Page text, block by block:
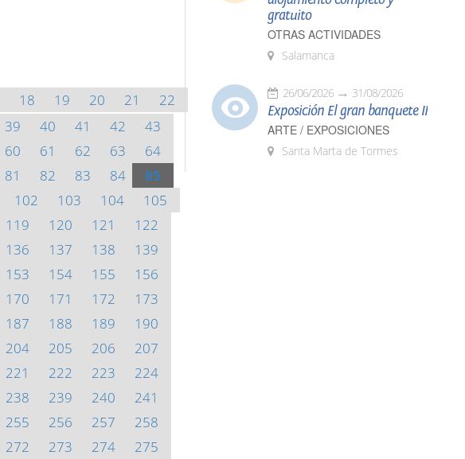
18 19 20 21
22
39 40 41 42
43
60 61 62 63
64
81 82 83 84
85
102 103 104
105
119 120 121
122
136 137 138
139
153 154 155
156
170 171 172
173
187 188 189
190
204 205 206
207
221 222 223
224
238 239 240
241
255 256 257
258
272 273 274 275
gratuito
OTRAS ACTIVIDADES
Salamanca
26/06/2026 31/08/2026
Exposición El gran banquete II
ARTE / EXPOSICIONES
Santa Marta de Tormes